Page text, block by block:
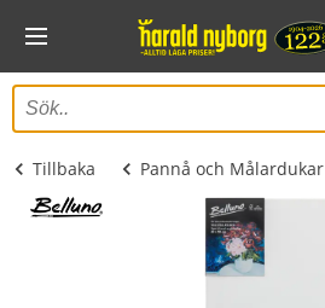
Tillbaka Pannå och Målardukar